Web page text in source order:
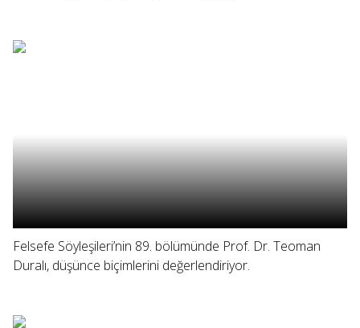
Felsefe Söyleşileri’nin 89. bölümünde Prof. Dr. Teoman
Duralı, düşünce biçimlerini değerlendiriyor.